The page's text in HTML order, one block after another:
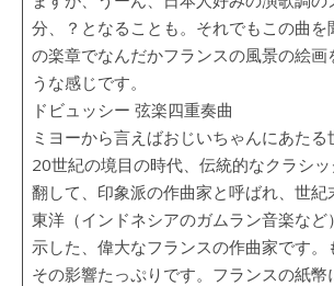
分、？となることも。それでもこの曲を
の楽章でなんだかフランスの風景の絵画
うな感じです。
ドビュッシー 弦楽四重奏曲
ミヨーから言えばおじいちゃんにあた
20世紀の境目の時代、伝統的なクラシ
翻して、印象派の作曲家と呼ばれ、世紀
東洋（インドネシアのガムラン音楽など
示した、偉大なフランスの作曲家です。
その影響たっぷりです。フランスの紙幣